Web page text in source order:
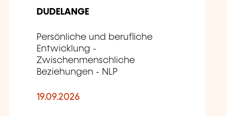
DUDELANGE
Persönliche und berufliche
Entwicklung -
Zwischenmenschliche
Beziehungen - NLP
19.09.2026